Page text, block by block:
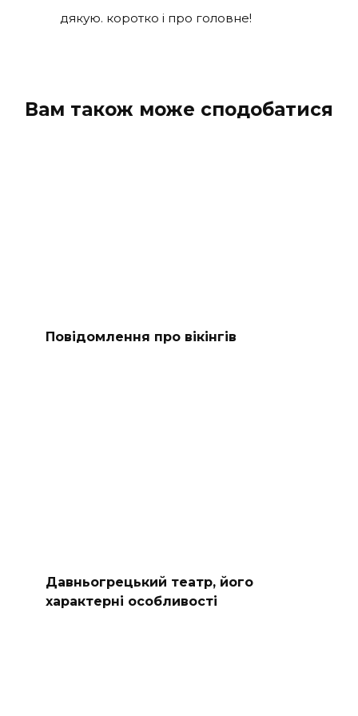
дякую. коротко і про головне!
Вам також може сподобатися
Повідомлення про вікінгів
Давньогрецький театр, його
характерні особливості